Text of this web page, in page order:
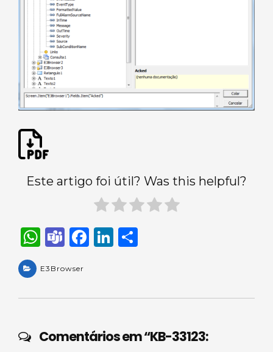
Este artigo foi útil? Was this helpful?
W
a
ts
p
T
a
m
F
e
o
Li
e
n
e
E3Browser
Comentários em “KB-33123: